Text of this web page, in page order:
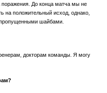
поражения. До конца матча мы не
на положительный исход, однако,
шайбами.
докторам команды. Я могу